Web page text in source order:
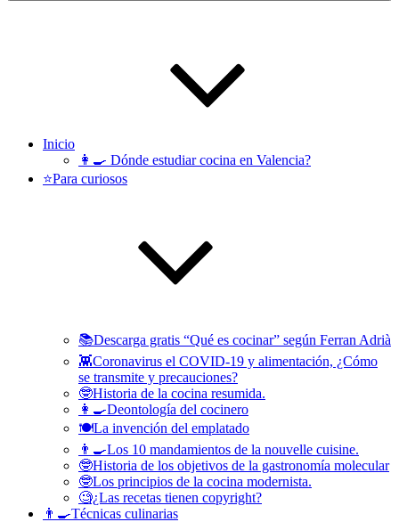
Inicio
👩‍🍳 Dónde estudiar cocina en Valencia?
⭐️Para curiosos
📚Descarga gratis “Qué es cocinar” según Ferran Adrià
👾Coronavirus el COVID-19 y alimentación, ¿Cómo
se transmite y precauciones?
🤓Historia de la cocina resumida.
👩‍🍳Deontología del cocinero
🍽La invención del emplatado
👨‍🍳Los 10 mandamientos de la nouvelle cuisine.
🤓Historia de los objetivos de la gastronomía molecular
🤓Los principios de la cocina modernista.
🧐¿Las recetas tienen copyright?
👨‍🍳Técnicas culinarias